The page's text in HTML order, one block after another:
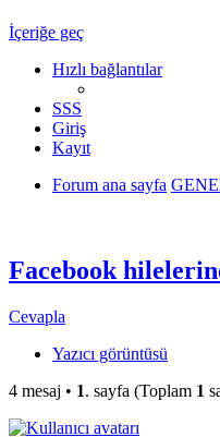
İçeriğe geç
Hızlı bağlantılar
SSS
Giriş
Kayıt
Forum ana sayfa
Facebook
Cevapla
Yazıcı görüntüsü
4 mesaj • 1. sayfa (Toplam 1